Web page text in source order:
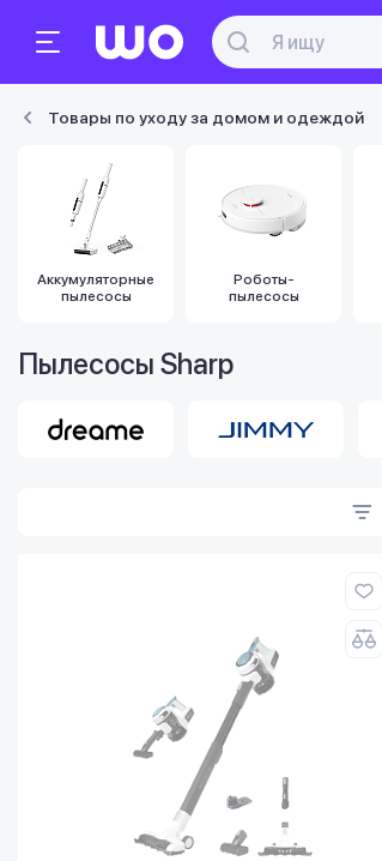
Товары по уходу за домом и одеждой
Аккумуляторные
пылесосы
Роботы-
пылесосы
Пылесосы Sharp